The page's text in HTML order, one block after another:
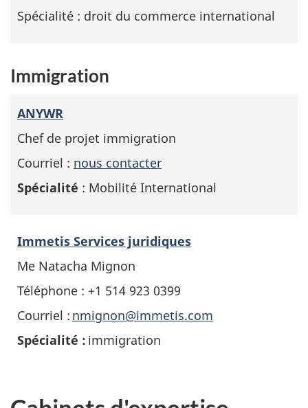
Spécialité : droit du commerce international
Immigration
ANYWR
Chef de projet immigration
Courriel : nous contacter
Spécialité : Mobilité International
Immetis Services juridiques
Me Natacha Mignon
Téléphone : +1 514 923 0399
Courriel : nmignon@immetis.com
Spécialité : immigration